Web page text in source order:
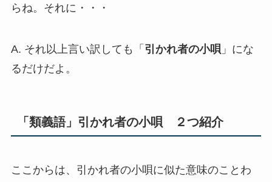
らね。それに・・・
A. それ以上言い訳しても「 引かれ者の小唄 」にな
るだけだよ。
「類義語」引かれ者の小唄 ２つ紹介
ここからは、引かれ者の小唄に似た意味のことわ